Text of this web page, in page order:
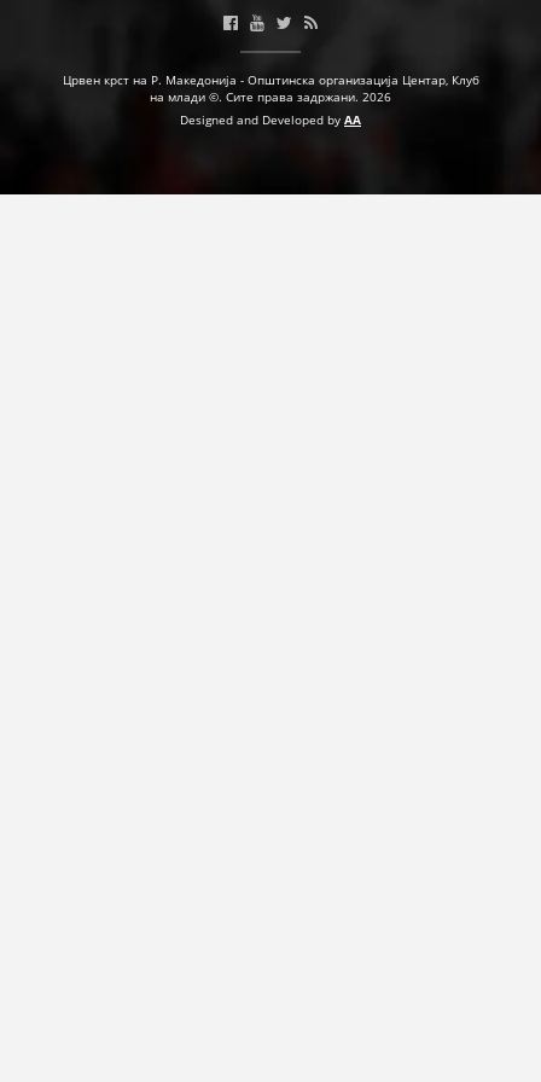
Црвен крст на Р. Македонија - Општинска организација Центар, Клуб
на млади ©. Сите права задржани. 2026
Designed and Developed by AA